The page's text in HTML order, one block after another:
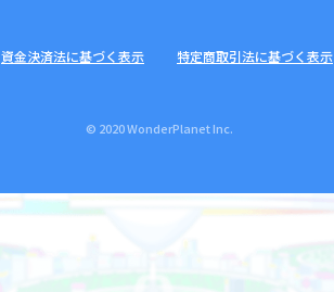
資金決済法に基づく表示 特定商取引法に基づく表示
© 2020 WonderPlanet Inc.